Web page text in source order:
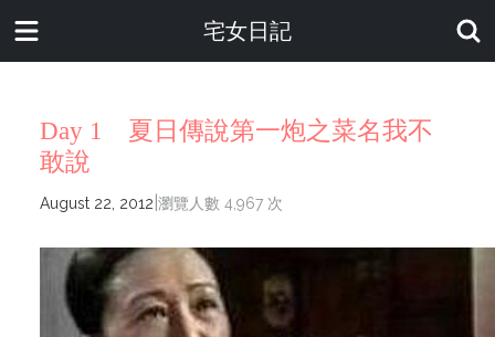
宅女日記
Day 1 夏日傳說第一炮之菜名我不
敢說
August 22, 2012 瀏覽人數 4,967 次